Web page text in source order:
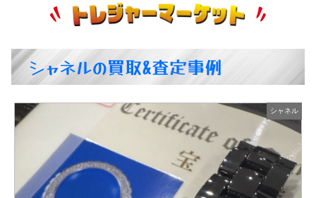
シャネルの買取&査定事例
シャネル